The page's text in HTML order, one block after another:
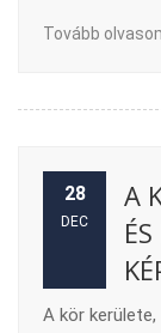
Tovább
28
DEC
A
A kör